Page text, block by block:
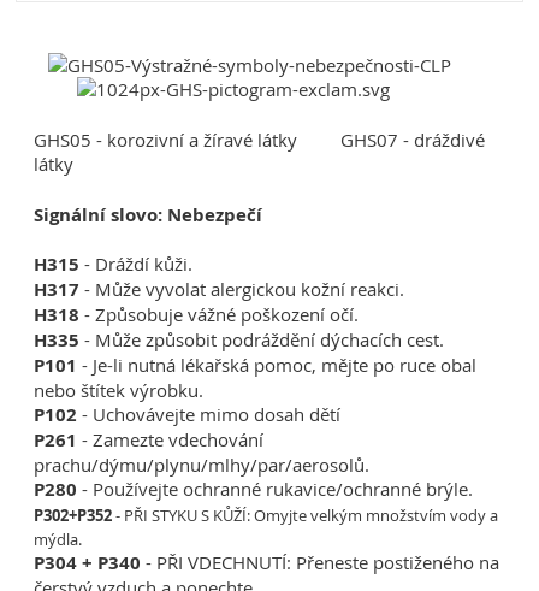
GHS05 - korozivní a žíravé látky GHS07 - dráždivé
látky
Signální slovo: Nebezpečí
H315 - Dráždí kůži.
H317 - Může vyvolat alergickou kožní reakci.
H318 - Způsobuje vážné poškození očí.
H335 - Může způsobit podráždění dýchacích cest.
P101 - Je-li nutná lékařská pomoc, mějte po ruce obal
nebo štítek výrobku.
P102 - Uchovávejte mimo dosah dětí
P261 - Zamezte vdechování
prachu/dýmu/plynu/mlhy/par/aerosolů.
P280 - Používejte ochranné rukavice/ochranné brýle.
P302+P352- PŘI STYKU S KŮŽÍ: Omyjte velkým množstvím vody a
mýdla.
P304 + P340 - PŘI VDECHNUTÍ: Přeneste postiženého na